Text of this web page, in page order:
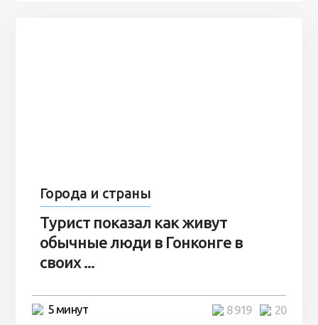
Города и страны
Турист показал как живут
обычные люди в Гонконге в
своих ...
5 минут 20
8 919